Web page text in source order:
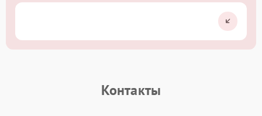
Контакты